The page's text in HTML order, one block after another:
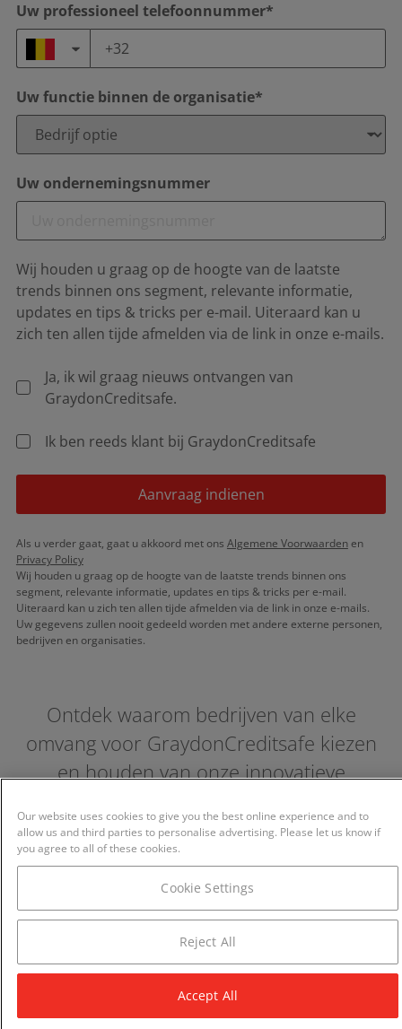
Uw professioneel telefoonnummer*
Uw functie binnen de organisatie*
Uw ondernemingsnummer
Wij houden u graag op de hoogte van de laatste
trends binnen ons segment, relevante informatie,
updates en tips & tricks per e-mail. Uiteraard kan u
zich ten allen tijde afmelden via de link in onze e-mails.
Ja, ik wil graag nieuws ontvangen van
GraydonCreditsafe.
Ik ben reeds klant bij GraydonCreditsafe
Aanvraag indienen
Als u verder gaat, gaat u akkoord met ons Algemene Voorwaardenen
Privacy Policy
Wij houden u graag op de hoogte van de laatste trends binnen ons
segment, relevante informatie, updates en tips & tricks per e-mail.
Uiteraard kan u zich ten allen tijde afmelden via de link in onze e-mails.
Uw gegevens zullen nooit gedeeld worden met andere externe personen,
bedrijven en organisaties.
Ontdek waarom bedrijven van elke
omvang voor GraydonCreditsafe kiezen
en houden van onze innovatieve
Our website uses cookies to give you the best online experience and to
allow us and third parties to personalise advertising. Please let us know if
you agree to all of these cookies.
Cookie Settings
Reject All
Accept All